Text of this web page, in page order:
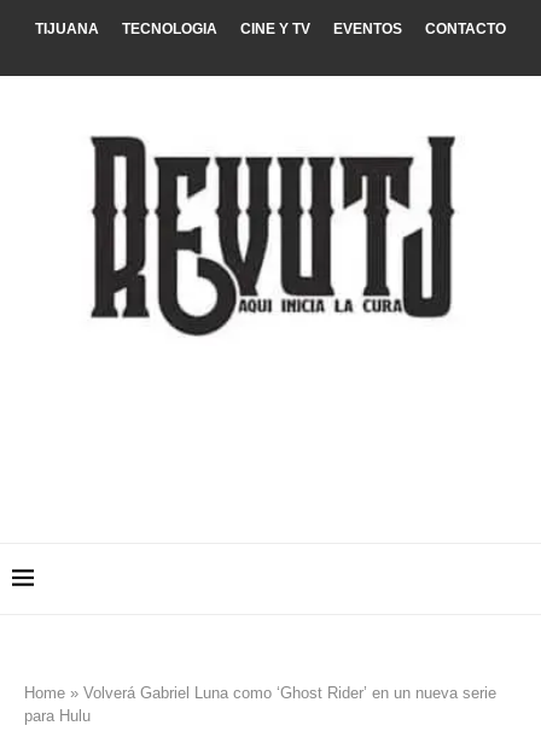
TIJUANA TECNOLOGIA CINE Y TV EVENTOS CONTACTO
Home » Volverá Gabriel Luna como ‘Ghost Rider’ en un nueva serie
para Hulu